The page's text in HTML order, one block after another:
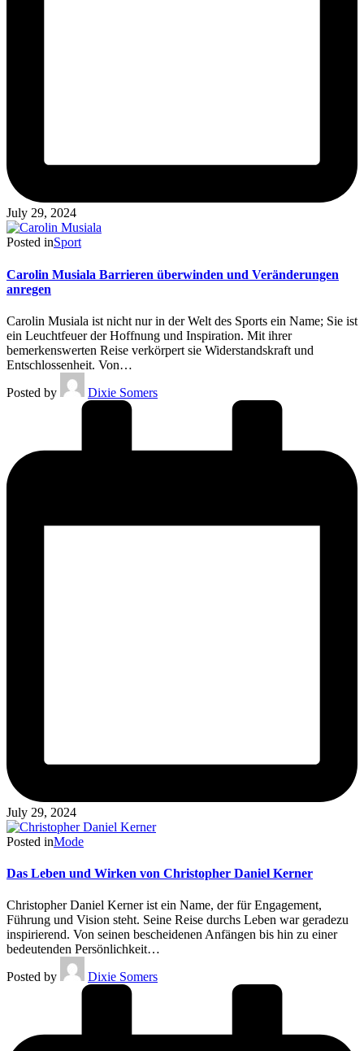
July 29, 2024
Posted inSport
Carolin Musiala Barrieren überwinden und Veränderungen
anregen
Carolin Musiala ist nicht nur in der Welt des Sports ein Name; Sie ist
ein Leuchtfeuer der Hoffnung und Inspiration. Mit ihrer
bemerkenswerten Reise verkörpert sie Widerstandskraft und
Entschlossenheit. Von…
Posted by
Dixie Somers
July 29, 2024
Posted inMode
Das Leben und Wirken von Christopher Daniel Kerner
Christopher Daniel Kerner ist ein Name, der für Engagement,
Führung und Vision steht. Seine Reise durchs Leben war geradezu
inspirierend. Von seinen bescheidenen Anfängen bis hin zu einer
bedeutenden Persönlichkeit…
Posted by
Dixie Somers